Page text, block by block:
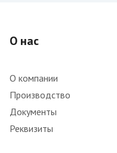
О нас
О компании
Производство
Документы
Реквизиты